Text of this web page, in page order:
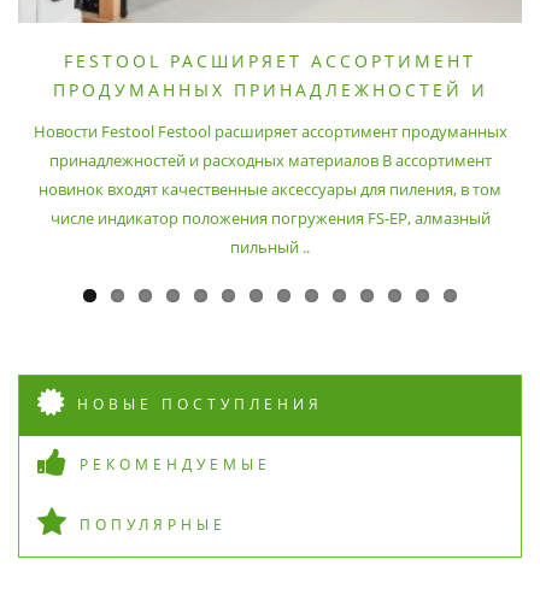
FESTOOL РАСШИРЯЕТ АССОРТИМЕНТ
ПРОДУМАННЫХ ПРИНАДЛЕЖНОСТЕЙ И
Новости Festool Festool расширяет ассортимент продуманных
принадлежностей и расходных материалов В ассортимент
новинок входят качественные аксессуары для пиления, в том
числе индикатор положения погружения FS-EP, алмазный
пильный ..
НОВЫЕ ПОСТУПЛЕНИЯ
РЕКОМЕНДУЕМЫЕ
ПОПУЛЯРНЫЕ